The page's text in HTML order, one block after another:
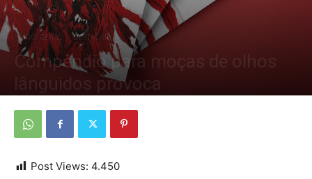
GIRO GERAL DESTAQUE
Compêndio para moças de olhos
lânguidos provoca
Post Views: 4.450